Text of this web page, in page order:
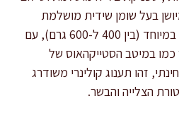
בעל שומן שידית מושלמת
לצריבה, לרוב אנטרקוט עבה במיוחד (בין 400 ל-600 גרם), עם
במיטב הסטייקהאוס של
זהו תענוג קולינרי משודרג
הצלייה והבשר.